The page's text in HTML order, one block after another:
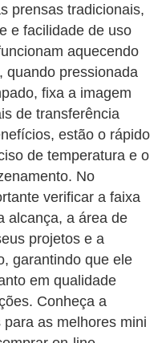
prensas tradicionais,
e facilidade de uso
aquecendo
quando pressionada
fixa a imagem
de transferência
estão o rápido
de temperatura e o
No
verificar a faixa
alcança, a área de
projetos e a
garantindo que ele
em qualidade
Conheça a
as melhores mini